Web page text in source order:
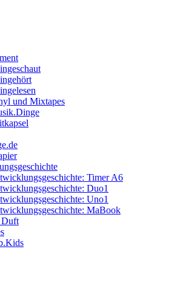
und Mixtapes
Timer A6
Duo1
Uno1
MaBook
Duft